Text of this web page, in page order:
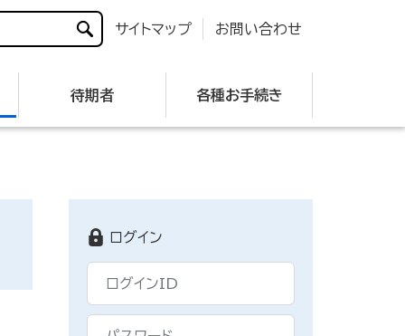
サイトマップ お問い合わせ
待期者 各種お手続き
ログイン